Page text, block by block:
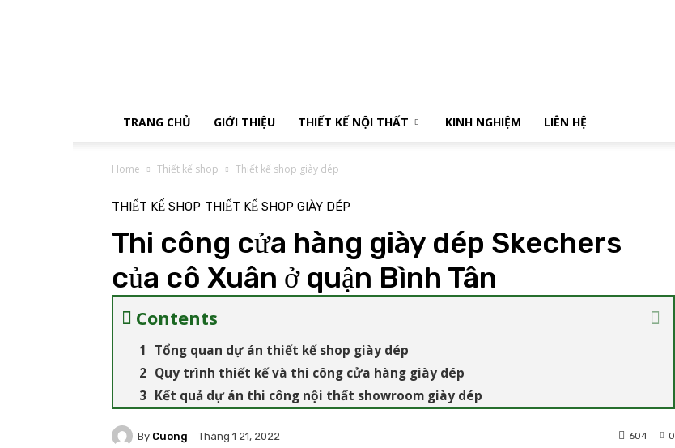
TRANG CHỦ GIỚI THIỆU THIẾT KẾ NỘI THẤT KINH NGHIỆM LIÊN HỆ
Home Thiết kế shop Thiết kế shop giày dép
THIẾT KẾ SHOP THIẾT KẾ SHOP GIÀY DÉP
Thi công cửa hàng giày dép Skechers
của cô Xuân ở quận Bình Tân
Contents
Tổng quan dự án thiết kế shop giày dép
Quy trình thiết kế và thi công cửa hàng giày dép
Kết quả dự án thi công nội thất showroom giày dép
By Cuong Tháng 1 21, 2022 0
604